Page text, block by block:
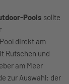
Pools sollte
direkt am
Rutschen und
am Meer
zur Auswahl: der